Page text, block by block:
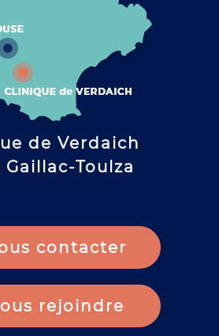
de Verdaich
Gaillac-Toulza
contacter
rejoindre